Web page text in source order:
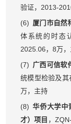
验证， 2013-
(6) 厦门市自然
体系统的时态
2025.06 ， 8 万
(7) 广西可信软
统模型检验及其
万，主持
(8) 华侨大学中
才）项目 ，